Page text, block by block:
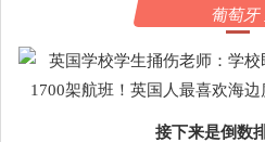
葡萄牙
接下来是倒数